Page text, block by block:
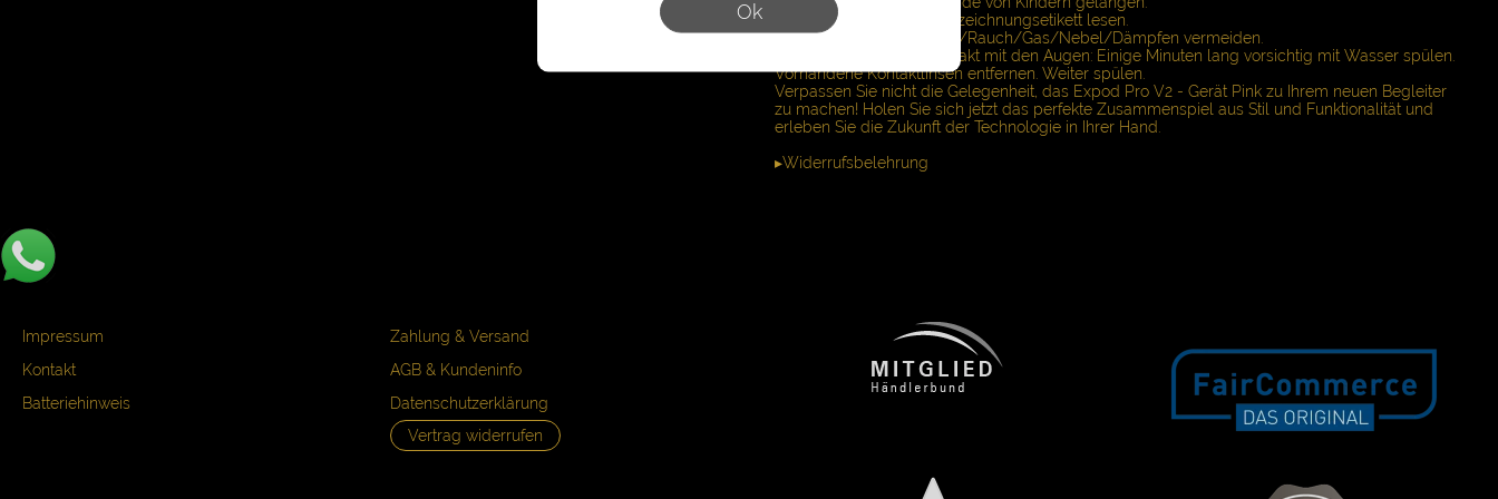
Ok
P103: Vor Gebrauch Kennzeichnungsetikett lesen.
P261: Einatmen von Staub/Rauch/Gas/Nebel/Dämpfen vermeiden.
P305+P351+P338: Bei Kontakt mit den Augen: Einige Minuten lang vorsichtig mit Wasser spülen.
Vorhandene Kontaktlinsen entfernen. Weiter spülen.
Verpassen Sie nicht die Gelegenheit, das Expod Pro V2 - Gerät Pink zu Ihrem neuen Begleiter
zu machen! Holen Sie sich jetzt das perfekte Zusammenspiel aus Stil und Funktionalität und
erleben Sie die Zukunft der Technologie in Ihrer Hand.
▸Widerrufsbelehrung
Impressum
Kontakt
Batteriehinweis
Zahlung & Versand
AGB & Kundeninfo
Datenschutzerklärung
Vertrag widerrufen